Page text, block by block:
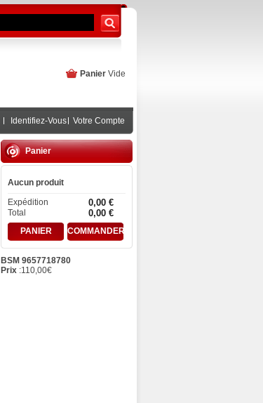
Panier Vide
Identifiez-Vous Votre Compte
Panier
Aucun produit
Expédition
0,00 €
Total 0,00 €
PANIER COMMANDER
BSM 9657718780
Prix :110,00€